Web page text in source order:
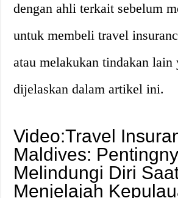
dengan ahli terkait sebelum
untuk membeli travel
atau melakukan tindakan lain
dijelaskan dalam artikel ini.
Video:Travel
Maldives:
Melindungi Diri
Menjelajah